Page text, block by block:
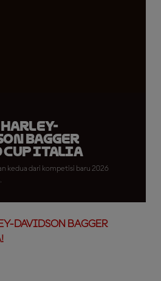
Harley-
Bagger
Cup Italia
kedua dari kompetisi baru 2026
DAVIDSON BAGGER